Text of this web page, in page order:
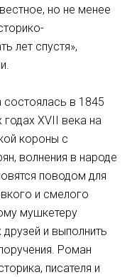
но не менее
лет спустя»,
состоялась в 1845
годах XVII века на
короны с
волнения в народе
поводом для
и смелого
мушкетеру
и выполнить
Роман
писателя и